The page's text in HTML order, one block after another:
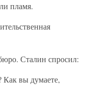
пламя.
Сталин спросил:
вы думаете,